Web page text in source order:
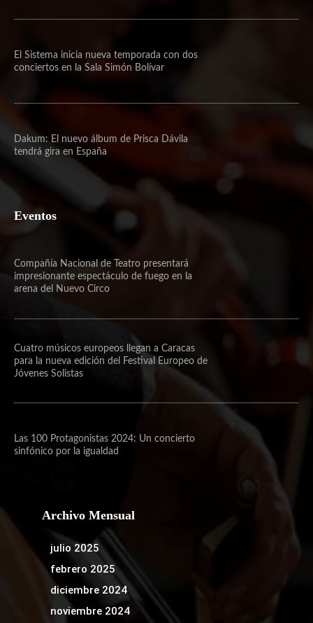
El Sistema inicia nueva temporada con dos
conciertos en la Sala Simón Bolívar
Dakum: El nuevo álbum de Prisca Dávila
tendrá gira en España
Eventos
Compañía Nacional de Teatro presentará
impresionante espectáculo de fuego en la
arena del Nuevo Circo
Cuatro músicos europeos llegan a Caracas
para la nueva edición del Festival Europeo de
Jóvenes Solistas
Las 100 Protagonistas 2024: Un concierto
sinfónico por la igualdad
Archivo Mensual
julio 2025
febrero 2025
diciembre 2024
noviembre 2024